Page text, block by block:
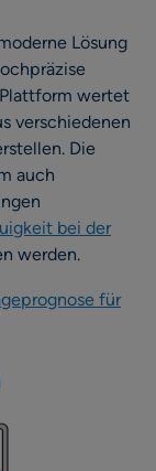
Lösung
wertet
verschiedenen
Die
auch
bei der
werden.
für